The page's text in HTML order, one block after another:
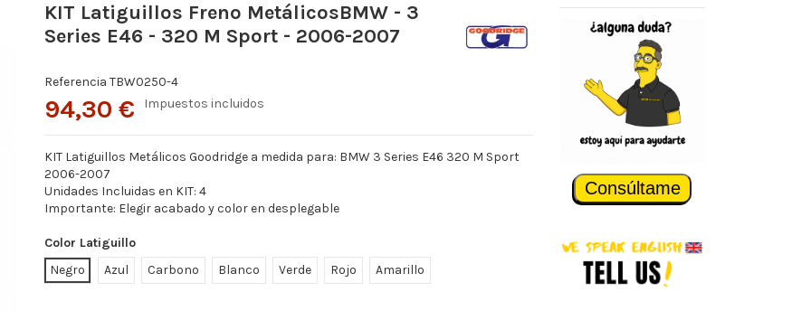
KIT Latiguillos Freno MetálicosBMW - 3
Series E46 - 320 M Sport - 2006-2007
Referencia TBW0250-4
94,30 € Impuestos incluidos
KIT Latiguillos Metálicos Goodridge a medida para: BMW 3 Series E46 320 M Sport
2006-2007
Unidades Incluidas en KIT: 4
Importante: Elegir acabado y color en desplegable
Color Latiguillo
Negro
Azul Carbono Blanco Verde Rojo Amarillo
Consúltame